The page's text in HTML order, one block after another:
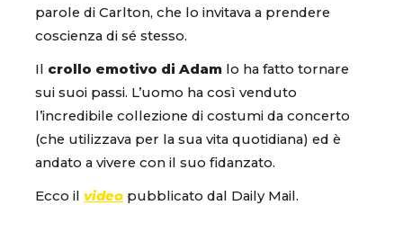
parole di Carlton, che lo invitava a prendere
coscienza di sé stesso.
Il crollo emotivo di Adam lo ha fatto tornare
sui suoi passi. L’uomo ha così venduto
l’incredibile collezione di costumi da concerto
(che utilizzava per la sua vita quotidiana) ed è
andato a vivere con il suo fidanzato.
Ecco il video pubblicato dal Daily Mail.